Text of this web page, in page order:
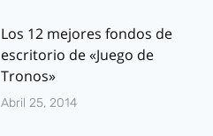
Los 12 mejores fondos de
escritorio de «Juego de
Tronos»
Abril 25, 2014